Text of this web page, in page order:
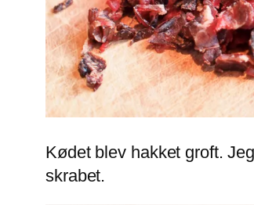
Kødet blev hakket groft.
skrabet.